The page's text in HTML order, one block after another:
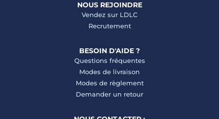
NOUS REJOINDRE
Vendez sur LDLC
Recrutement
BESOIN D'AIDE ?
Questions fréquentes
Modes de livraison
Modes de règlement
Demander un retour